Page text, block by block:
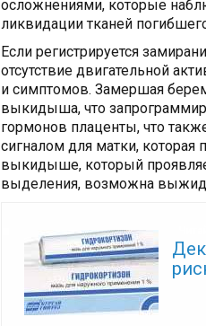
осложнениями, которые
ликвидации тканей
Если регистрируется
отсутствие двигательной
и симптомов. Замершая
выкидыша, что
гормонов плаценты, что
сигналом для матки, которая
выкидыше, который
выделения, возможна